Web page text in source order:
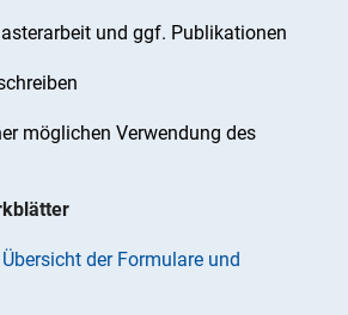
und ggf. Publikationen
möglichen Verwendung des
Übersicht der Formulare und
Link)